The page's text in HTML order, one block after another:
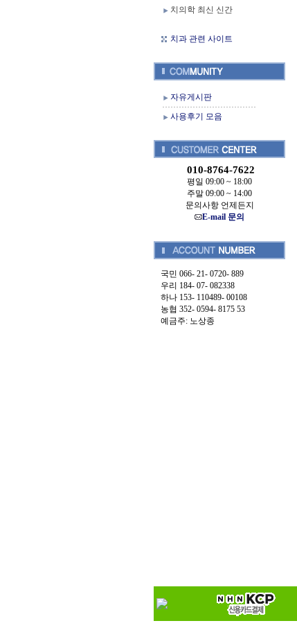
치의학 최신 신간
치과 관련 사이트
자유게시판
사용후기 모음
010-8764-7622
평일 09:00 ~ 18:00
주말 09:00 ~ 14:00
문의사항 언제든지
E-mail 문의
국민 066- 21- 0720- 889
우리 184- 07- 082338
하나 153- 110489- 00108
농협 352- 0594- 8175 53
예금주: 노상종